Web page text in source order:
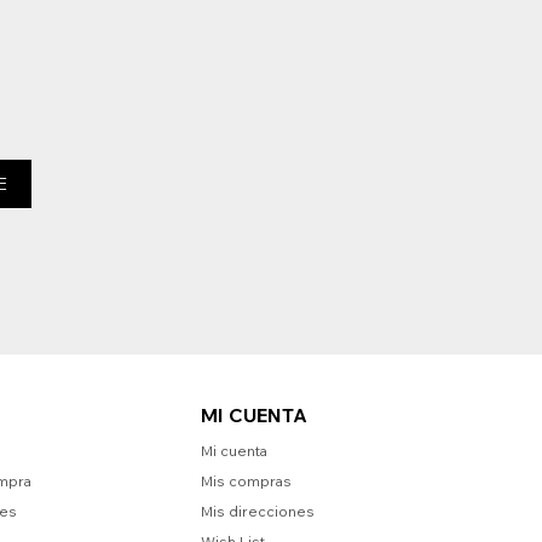
MI CUENTA
Mi cuenta
Mis compras
Mis direcciones